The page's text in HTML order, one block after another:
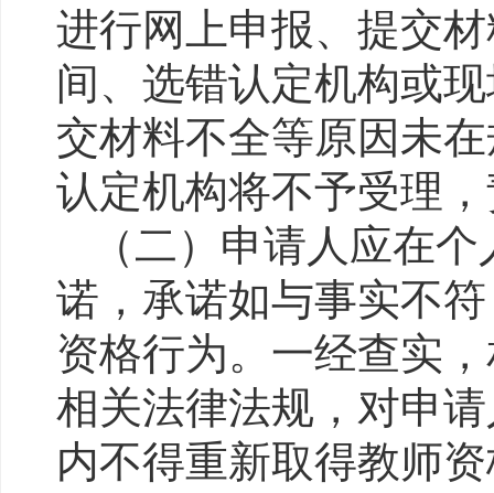
进行网上申报、 提交
间、选错认定机构或
交材料不全等原因未
认定机构将不予受理
（二）申请人应在
诺，承诺如与事实不
资格行为。一经查实
相关法律法规，对申
内不得重新取得教师